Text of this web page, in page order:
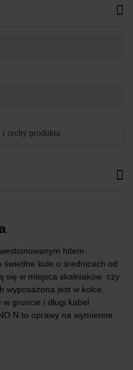
cechy produktu
hitem
świetlne kule o średnicach od
się w miejsca skalniaków czy
wyposażona jest w kolce,
gruncie i długi kabel
N to oprawy na wymienne